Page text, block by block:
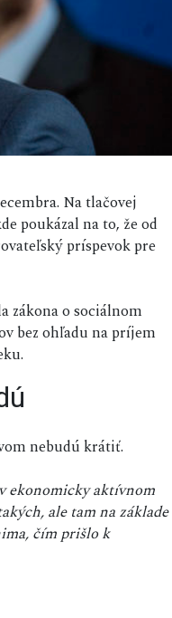
Na tlačovej
poukázal na to, že od
príspevok pre
zákona o sociálnom
bez ohľadu na príjem
nebudú krátiť.
ekonomicky aktívnom
ale tam na základe
čím prišlo k